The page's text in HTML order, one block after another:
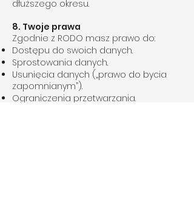
dłuższego okresu.
8. Twoje prawa
Zgodnie z RODO masz prawo do:
Dostępu do swoich danych.
Sprostowania danych.
Usunięcia danych („prawo do bycia
zapomnianym”).
Ograniczenia przetwarzania.